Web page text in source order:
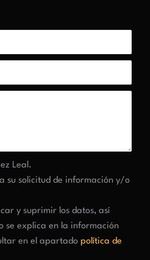
Leal.
su solicitud de información y/o
y suprimir los datos, así
se explica en la información
en el apartado política de